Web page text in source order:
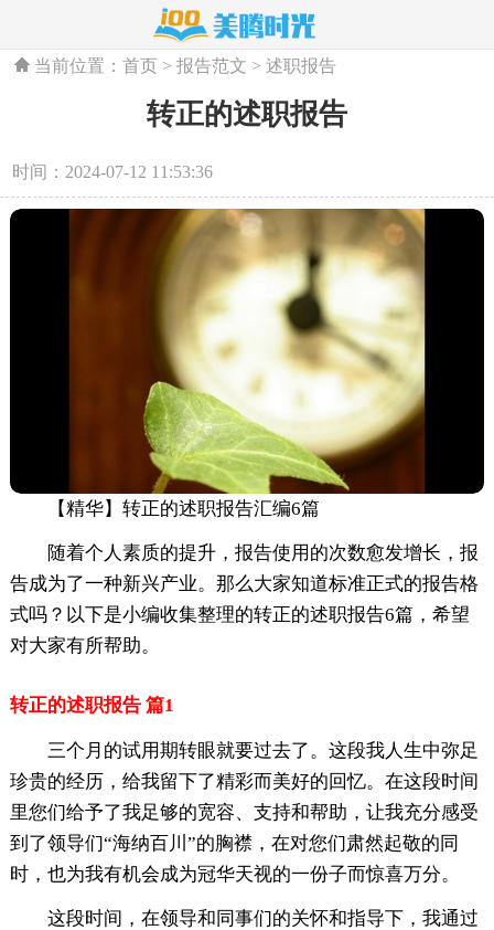
当前位置：首页 >报告范文 >述职报告
转正的述职报告
时间：2024-07-12 11:53:36
【精华】转正的述职报告汇编6篇
随着个人素质的提升，报告使用的次数愈发增长，报
告成为了一种新兴产业。那么大家知道标准正式的报告格
式吗？以下是小编收集整理的转正的述职报告6篇，希望
对大家有所帮助。
转正的述职报告 篇1
三个月的试用期转眼就要过去了。这段我人生中弥足
珍贵的经历，给我留下了精彩而美好的回忆。在这段时间
里您们给予了我足够的宽容、支持和帮助，让我充分感受
到了领导们“海纳百川”的胸襟，在对您们肃然起敬的同
时，也为我有机会成为冠华天视的一份子而惊喜万分。
这段时间，在领导和同事们的关怀和指导下，我通过